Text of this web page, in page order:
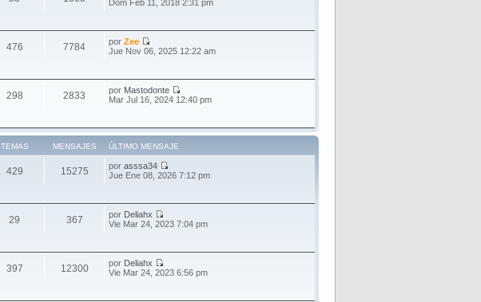
Dom Feb 11, 2018 2:31 pm
476 7784 porZee
Jue Nov 06, 2025 12:22 am
298 2833 por Mastodonte
Mar Jul 16, 2024 12:40 pm
TEMAS MENSAJES ÚLTIMO MENSAJE
429 15275 porasssa34
Jue Ene 08, 2026 7:12 pm
29 367 por Deliahx
Vie Mar 24, 2023 7:04 pm
397 12300 por Deliahx
Vie Mar 24, 2023 6:56 pm